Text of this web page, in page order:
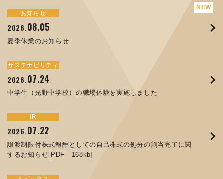
お知らせ
2026.08.05
夏季休業のお知らせ
サステナビリティ
2026.07.24
中学生（光野中学校）の職場体験を実施しました
IR
2026.07.22
譲渡制限付株式報酬としての自己株式の処分の割当完了に関
するお知らせ[PDF 168kb]
お知らせ
2025.11.17
コラムを更新しました：MECT2025(メカトロテックジャパ
お知らせ
2025. 09.02
お知らせ
2025.05.29
コラムを更新しました：MEX金沢2025(第61回機械工業見本
トピックス
2026.04.17
ORANGE NEWS Vol. 013を掲載しました
トピックス
2025.10.01
高松流技Vol.25を掲載しました
トピックス
2025.09.10
ORANGE NEWS Vol. 011を掲載しました
イベント
2025.08.29
MECT 2025 出展のご案内 ※終了しました
イベント
2025.04.16
MEX金沢2025 出展のご案内 ※終了しました
イベント
2024.09.26
JIMTOF2024 出展のご案内 ※終了しました
IR
2026.07.22
譲渡制限付株式報酬としての自己株式の処分の割当完了に関
IR
2026. 07.07
IR
2026.07.01
コーポレートガバナンス報告書を更新しました
サステナビリティ
2026.06.12
人材戦略を策定しました
サステナビリティ
2026.03.26
「健康経営優良法人２０２６（大規模法人部門）」に認定さ
サステナビリティ
2025.12.09
令和７年度石川県ワークライフバランス企業知事表彰「優良